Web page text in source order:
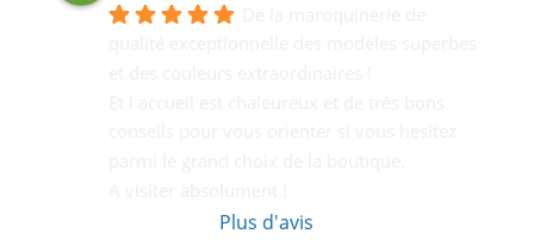
Plus d'avis